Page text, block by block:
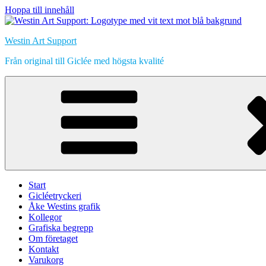
Hoppa till innehåll
Westin Art Support
Från original till Giclée med högsta kvalité
Start
Gicléetryckeri
Åke Westins grafik
Kollegor
Grafiska begrepp
Om företaget
Kontakt
Varukorg